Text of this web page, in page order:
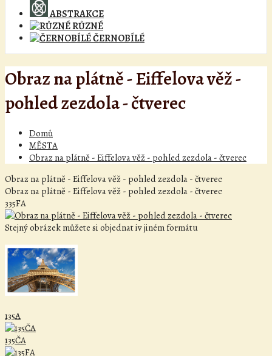
ABSTRAKCE
RŮZNÉ
ČERNOBÍLÉ
Obraz na plátně - Eiffelova věž -
pohled zezdola - čtverec
Domů
MĚSTA
Obraz na plátně - Eiffelova věž - pohled zezdola - čtverec
Obraz na plátně - Eiffelova věž - pohled zezdola - čtverec
Obraz na plátně - Eiffelova věž - pohled zezdola - čtverec
335FA
Stejný obrázek můžete si objednat iv jiném formátu
135A
135ČA